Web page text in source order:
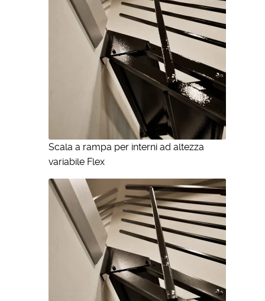
Scala a rampa per interni ad altezza
variabile Flex